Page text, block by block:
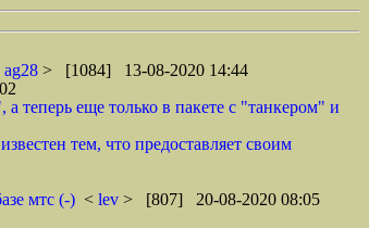
ag28 > [1084] 13-08-2020 14:44
теперь еще только в пакете с "танкером" и
тем, что предоставляет своим
мтс (-) < lev > [807] 20-08-2020 08:05